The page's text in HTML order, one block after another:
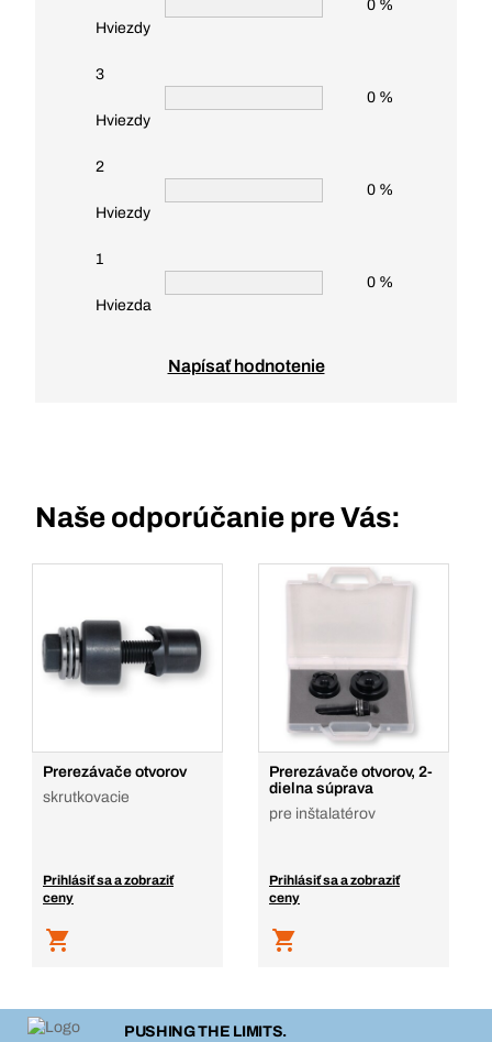
Hviezdy
0 %
3
Hviezdy
0 %
2
Hviezdy
0 %
1
Hviezda
0 %
Napísať hodnotenie
Naše odporúčanie pre Vás:
Prerezávače otvorov
skrutkovacie
Prihlásiť sa a zobraziť
ceny
Prerezávače otvorov, 2-
dielna súprava
pre inštalatérov
Prihlásiť sa a zobraziť
ceny
PUSHING THE LIMITS.